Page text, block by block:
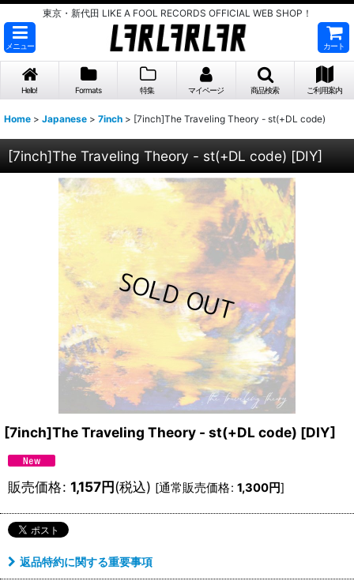
東京・新代田 LIKE A FOOL RECORDS OFFICIAL WEB SHOP！
メニュー カート
Hello! Formats 特集 マイページ 商品検索 ご利用案内
Home > Japanese > 7inch > [7inch]The Traveling Theory - st(+DL code)
[7inch]The Traveling Theory - st(+DL code) [DIY]
[7inch]The Traveling Theory - st(+DL code) [DIY]
販売価格: 1,157円(税込) [通常販売価格: 1,300円]
返品特約に関する重要事項